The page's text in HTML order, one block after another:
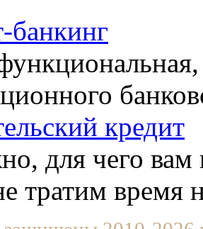
банкинг
кредит
для чего
тратим время